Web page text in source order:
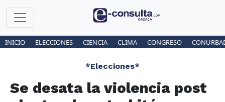
INICIO ELECCIONES CIENCIA CLIMA CONGRESO
*Elecciones*
Se desata la violencia post